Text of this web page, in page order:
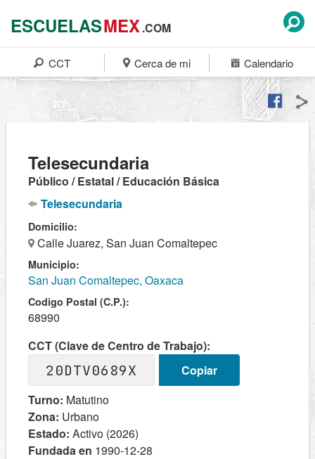
ESCUELASMEX.COM
CCT Cerca de mi Calendario
Telesecundaria
Público / Estatal / Educación Básica
Telesecundaria
Domicilio:
Calle Juarez, San Juan Comaltepec
Municipio:
San Juan Comaltepec, Oaxaca
Codigo Postal (C.P.):
68990
CCT (Clave de Centro de Trabajo):
20DTV0689X
Copiar
Turno: Matutino
Zona: Urbano
Estado: Activo (2026)
Fundada en 1990-12-28